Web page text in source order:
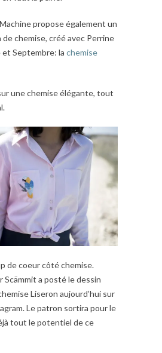
propose également un
chemise, créé avec Perrine
Septembre: la chemise
une chemise élégante, tout
de coeur côté chemise.
Scämmit a posté le dessin
Liseron aujourd’hui sur
Le patron sortira pour le
tout le potentiel de ce